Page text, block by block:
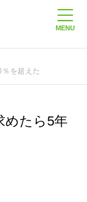
を超えた
めたら5年